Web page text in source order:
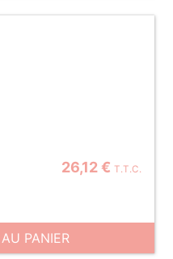
26,12 € T.T.C.
PANIER